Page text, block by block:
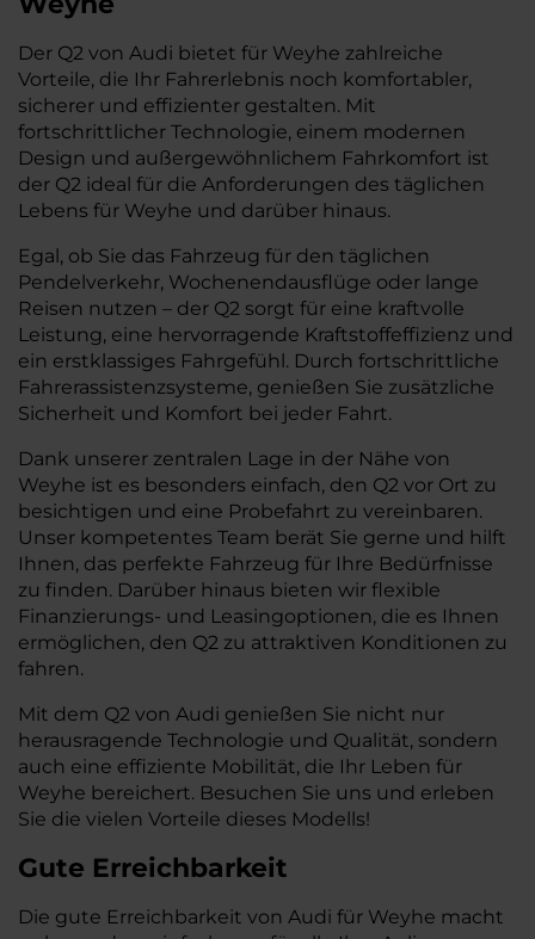
Der Q2 von Audi bietet für Weyhe zahlreiche
Vorteile, die Ihr Fahrerlebnis noch komfortabler,
sicherer und effizienter gestalten. Mit
fortschrittlicher Technologie, einem modernen
Design und außergewöhnlichem Fahrkomfort ist
der Q2 ideal für die Anforderungen des täglichen
Lebens für Weyhe und darüber hinaus.
Egal, ob Sie das Fahrzeug für den täglichen
Pendelverkehr, Wochenendausflüge oder lange
Reisen nutzen – der Q2 sorgt für eine kraftvolle
Leistung, eine hervorragende Kraftstoffeffizienz und
ein erstklassiges Fahrgefühl. Durch fortschrittliche
Fahrerassistenzsysteme, genießen Sie zusätzliche
Sicherheit und Komfort bei jeder Fahrt.
Dank unserer zentralen Lage in der Nähe von
Weyhe ist es besonders einfach, den Q2 vor Ort zu
besichtigen und eine Probefahrt zu vereinbaren.
Unser kompetentes Team berät Sie gerne und hilft
Ihnen, das perfekte Fahrzeug für Ihre Bedürfnisse
zu finden. Darüber hinaus bieten wir flexible
Finanzierungs- und Leasingoptionen, die es Ihnen
ermöglichen, den Q2 zu attraktiven Konditionen zu
fahren.
Mit dem Q2 von Audi genießen Sie nicht nur
herausragende Technologie und Qualität, sondern
auch eine effiziente Mobilität, die Ihr Leben für
Weyhe bereichert. Besuchen Sie uns und erleben
Sie die vielen Vorteile dieses Modells!
Gute Erreichbarkeit
Die gute Erreichbarkeit von Audi für Weyhe macht